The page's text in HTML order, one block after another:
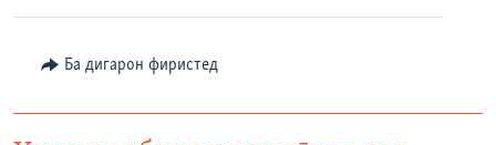
Ҳамаи сомонаҳои RFE/RL
Ба дигарон фиристед